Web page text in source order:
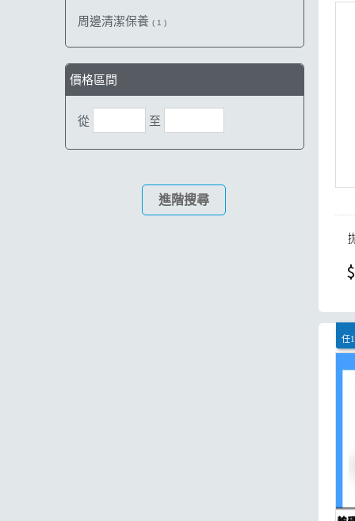
周邊清潔保養 ( 1 )
價格區間
從 至
進階搜尋
任